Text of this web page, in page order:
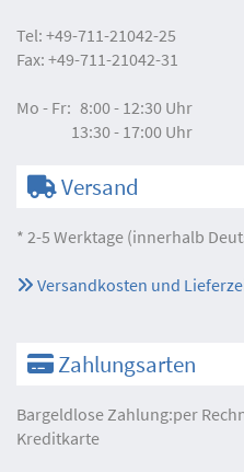
Tel: +49-711-21042-25
Fax: +49-711-21042-31
Mo - Fr: 8:00 - 12:30 Uhr
13:30 - 17:00 Uhr
Versand
* 2-5 Werktage (innerhalb
Versandkosten und
Zahlungsarten
Bargeldlose Zahlung:per
Kreditkarte